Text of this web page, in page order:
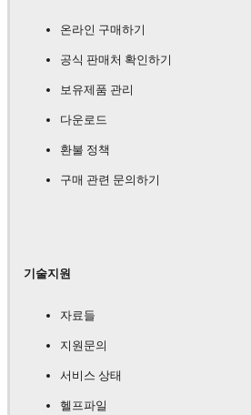
온라인 구매하기
공식 판매처 확인하기
보유제품 관리
다운로드
환불 정책
구매 관련 문의하기
기술지원
자료들
지원문의
서비스 상태
헬프파일